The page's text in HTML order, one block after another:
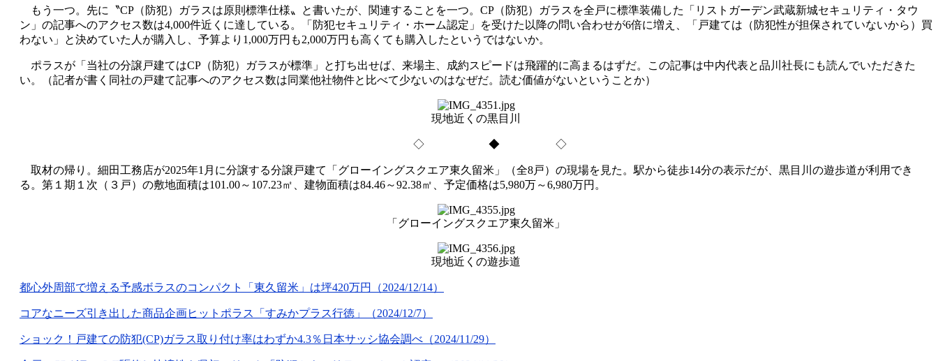
もう一つ。先に〝CP（防犯）ガラスは原則標準仕様〟と書いたが、関連することを一つ。CP（防犯）ガラスを全戸に標準装備した「リストガーデン武蔵新城セキュリティ・タウ
ン」の記事へのアクセス数は4,000件近くに達している。「防犯セキュリティ・ホーム認定」を受けた以降の問い合わせが6倍に増え、「戸建ては（防犯性が担保されていないから）買
わない」と決めていた人が購入し、予算より1,000万円も2,000万円も高くても購入したというではないか。
ポラスが「当社の分譲戸建てはCP（防犯）ガラスが標準」と打ち出せば、来場主、成約スピードは飛躍的に高まるはずだ。この記事は中内代表と品川社長にも読んでいただきた
い。（記者が書く同社の戸建て記事へのアクセス数は同業他社物件と比べて少ないのはなぜだ。読む価値がないということか）
現地近くの黒目川
◇ ◆ ◇
取材の帰り。細田工務店が2025年1月に分譲する分譲戸建て「グローイングスクエア東久留米」（全8戸）の現場を見た。駅から徒歩14分の表示だが、黒目川の遊歩道が利用でき
る。第１期１次（３戸）の敷地面積は101.00～107.23㎡、建物面積は84.46～92.38㎡、予定価格は5,980万～6,980万円。
「グローイングスクエア東久留米」
現地近くの遊歩道
都心外周部で増える予感ボラスのコンパクト「東久留米」は坪420万円（2024/12/14）
コアなニーズ引き出した商品企画ヒットポラス「すみかプラス行徳」（2024/12/7）
ショック！戸建ての防犯(CP)ガラス取り付け率はわずか4.3％日本サッシ協会調べ（2024/11/29）